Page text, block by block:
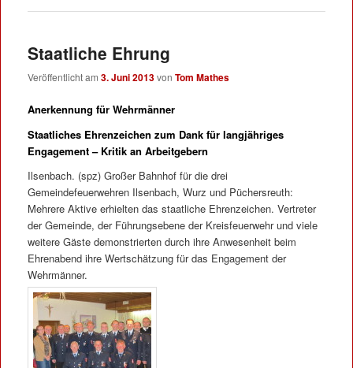
Staatliche Ehrung
Veröffentlicht am 3. Juni 2013von Tom Mathes
Anerkennung für Wehrmänner
Staatliches Ehrenzeichen zum Dank für langjähriges
Engagement – Kritik an Arbeitgebern
Ilsenbach. (spz) Großer Bahnhof für die drei
Gemeindefeuerwehren Ilsenbach, Wurz und Püchersreuth:
Mehrere Aktive erhielten das staatliche Ehrenzeichen. Vertreter
der Gemeinde, der Führungsebene der Kreisfeuerwehr und viele
weitere Gäste demonstrierten durch ihre Anwesenheit beim
Ehrenabend ihre Wertschätzung für das Engagement der
Wehrmänner.